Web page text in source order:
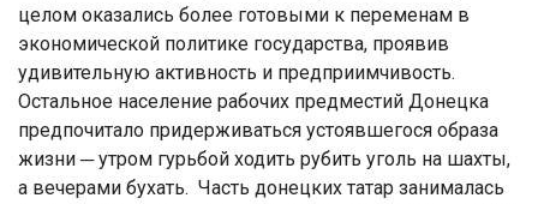
целом оказались более готовыми к переменам в
экономической политике государства, проявив
удивительную активность и предприимчивость.
Остальное население рабочих предместий Донецка
предпочитало придерживаться устоявшегося образа
жизни ─ утром гурьбой ходить рубить уголь на шахты,
а вечерами бухать. Часть донецких татар занималась